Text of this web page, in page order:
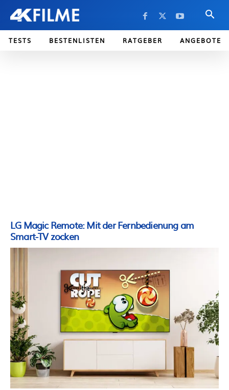
TESTS BESTENLISTEN RATGEBER ANGEBOTE
LG Magic Remote: Mit der Fernbedienung am
Smart-TV zocken